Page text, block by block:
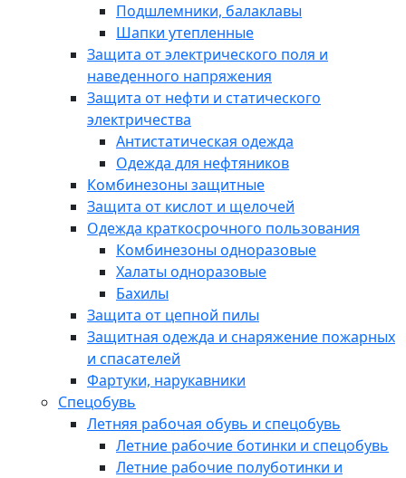
Подшлемники, балаклавы
Шапки утепленные
Защита от электрического поля и
наведенного напряжения
Защита от нефти и статического
электричества
Антистатическая одежда
Одежда для нефтяников
Комбинезоны защитные
Защита от кислот и щелочей
Одежда краткосрочного пользования
Комбинезоны одноразовые
Халаты одноразовые
Бахилы
Защита от цепной пилы
Защитная одежда и снаряжение пожарных
и спасателей
Фартуки, нарукавники
Спецобувь
Летняя рабочая обувь и спецобувь
Летние рабочие ботинки и спецобувь
Летние рабочие полуботинки и